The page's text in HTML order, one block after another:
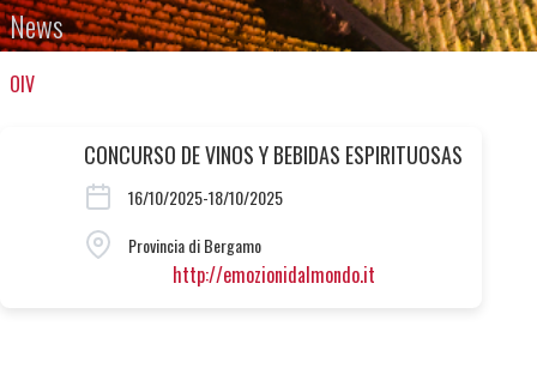
News
OIV
CONCURSO DE VINOS Y BEBIDAS ESPIRITUOSAS
16/10/2025-18/10/2025
Provincia di Bergamo
http://emozionidalmondo.it